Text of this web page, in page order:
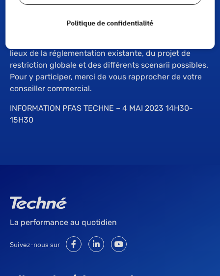
des implications sur ses produits.
lieux de la réglementation existante, du projet de
restriction globale et des différents scenarii possibles.
Pour y participer, merci de vous rapprocher de votre
conseiller commercial.
INFORMATION PFAS TECHNE – 4 MAI 2023 14H30-
15H30
La performance au quotidien
Suivez-nous sur
Politique de confidentialité